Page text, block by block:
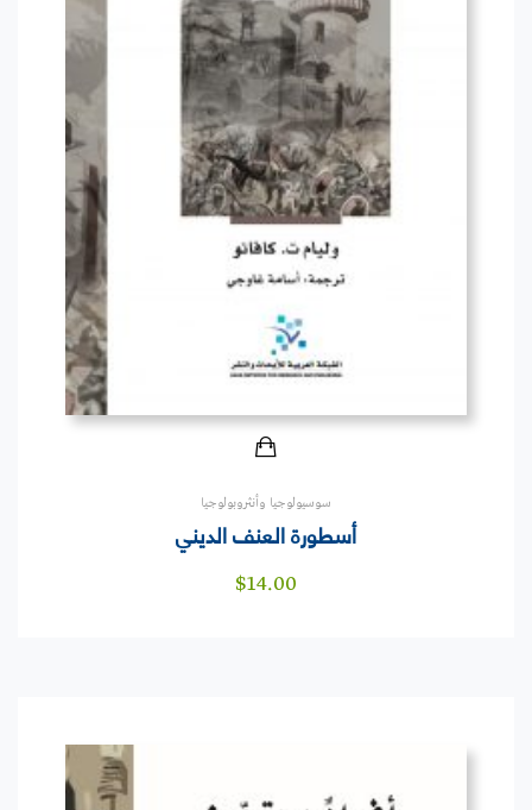
سوسيولوجيا وأنثروبولوجيا
أسطورة العنف الديني
$14.00